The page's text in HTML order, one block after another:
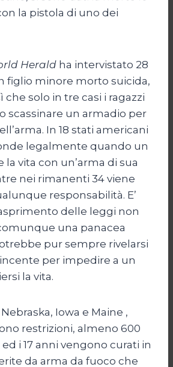
la pistola di uno dei
Herald ha intervistato 28
figlio minore morto suicida,
solo in tre casi i ragazzi
scassinare un armadio per
In 18 stati americani
legalmente quando un
vita con un’arma di sua
nei rimanenti 34 viene
responsabilità. E’
delle leggi non
una panacea
pur sempre rivelarsi
per impedire a un
la vita.
Iowa e Maine ,
restrizioni, almeno 600
ed i 17 anni vengono curati in
da arma da fuoco che